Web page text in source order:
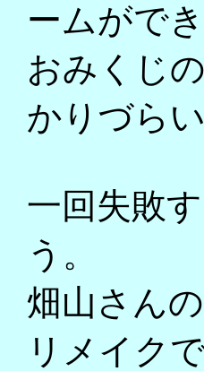
ームができ
おみくじ
かりづら
一回失敗
う。
畑山さん
リメイク